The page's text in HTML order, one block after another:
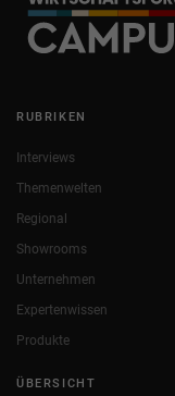
RUBRIKEN
Interviews
Themenwelten
Regional
Showrooms
Unternehmen
Expertenwissen
Produkte
ÜBERSICHT